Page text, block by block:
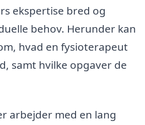
ekspertise bred og
behov. Herunder kan
hvad en fysioterapeut
samt hvilke opgaver de
arbejder med en lang